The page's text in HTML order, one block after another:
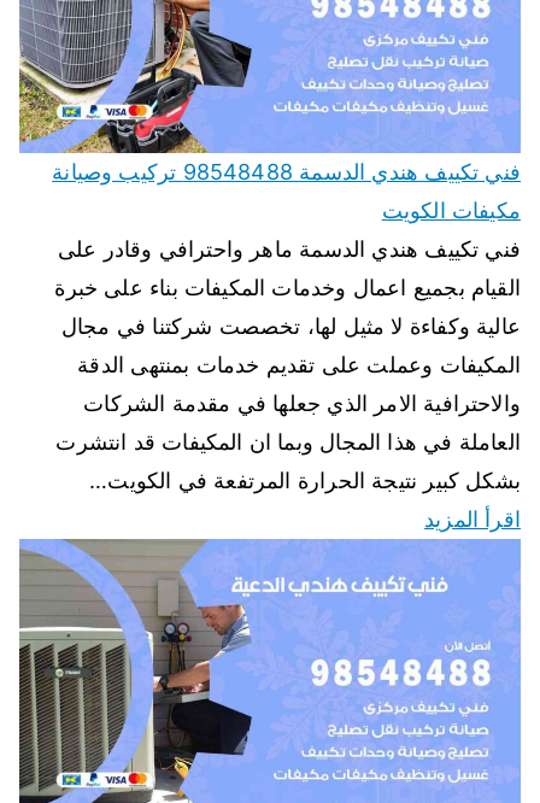
فني تكييف هندي الدسمة 98548488 تركيب وصيانة
مكيفات الكويت
فني تكييف هندي الدسمة ماهر واحترافي وقادر على
القيام بجميع اعمال وخدمات المكيفات بناء على خبرة
عالية وكفاءة لا مثيل لها، تخصصت شركتنا في مجال
المكيفات وعملت على تقديم خدمات بمنتهى الدقة
والاحترافية الامر الذي جعلها في مقدمة الشركات
العاملة في هذا المجال وبما ان المكيفات قد انتشرت
بشكل كبير نتيجة الحرارة المرتفعة في الكويت…
اقرأ المزيد